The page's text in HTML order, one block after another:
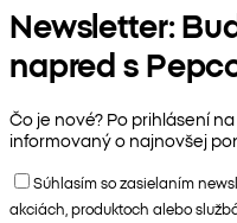
Newsletter:
napred s
Čo je nové? Po prihlásení
informovaný o najnovšej
Súhlasím so zasielaním
akciách, produktoch alebo